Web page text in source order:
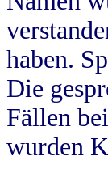
haben.
Die
Fällen
wurden